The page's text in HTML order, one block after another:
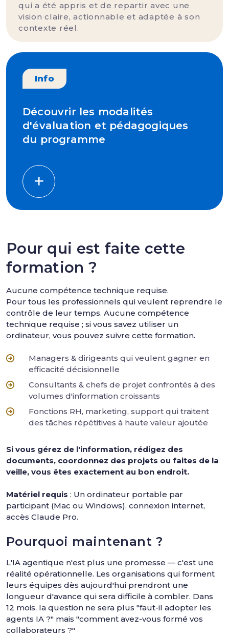
qui a été appris et de repartir avec une
vision claire, actionnable et adaptée à son
contexte réel.
Info
Découvrir les modalités
d'évaluation et pédagogiques
du programme
Pour qui est faite cette
formation ?
Aucune compétence technique requise.
Pour tous les professionnels qui veulent reprendre le
contrôle de leur temps. Aucune compétence
technique requise ; si vous savez utiliser un
ordinateur, vous pouvez suivre cette formation.
Managers & dirigeants qui veulent gagner en
efficacité décisionnelle
Consultants & chefs de projet confrontés à des
volumes d'information croissants
Fonctions RH, marketing, support qui traitent
des tâches répétitives à haute valeur ajoutée
Si vous gérez de l'information, rédigez des
documents, coordonnez des projets ou faites de la
veille, vous êtes exactement au bon endroit.
Matériel requis : Un ordinateur portable par
participant (Mac ou Windows), connexion internet,
accès Claude Pro.
Pourquoi maintenant ?
L'IA agentique n'est plus une promesse — c'est une
réalité opérationnelle. Les organisations qui forment
leurs équipes dès aujourd'hui prendront une
longueur d'avance qui sera difficile à combler. Dans
12 mois, la question ne sera plus "faut-il adopter les
agents IA ?" mais "comment avez-vous formé vos
collaborateurs ?"